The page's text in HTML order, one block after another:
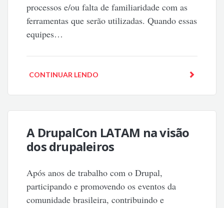
processos e/ou falta de familiaridade com as
ferramentas que serão utilizadas. Quando essas
equipes…
CONTINUAR LENDO
A DrupalCon LATAM na visão
dos drupaleiros
Após anos de trabalho com o Drupal,
participando e promovendo os eventos da
comunidade brasileira, contribuindo e